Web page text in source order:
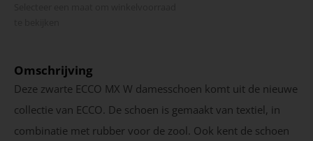
Omschrijving
Deze zwarte ECCO MX W damesschoen komt uit de nieuwe
collectie van ECCO. De schoen is gemaakt van textiel, in
combinatie met rubber voor de zool. Ook kent de schoen